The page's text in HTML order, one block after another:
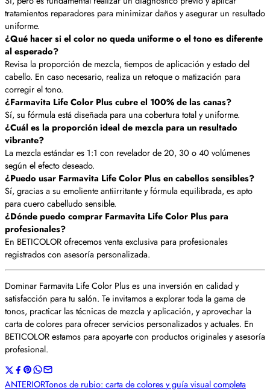
tratamientos reparadores para minimizar daños y asegurar un resultado
uniforme.
¿Qué hacer si el color no queda uniforme o el tono es diferente
al esperado?
Revisa la proporción de mezcla, tiempos de aplicación y estado del
cabello. En caso necesario, realiza un retoque o matización para
corregir el tono.
¿Farmavita Life Color Plus cubre el 100% de las canas?
Sí, su fórmula está diseñada para una cobertura total y uniforme.
¿Cuál es la proporción ideal de mezcla para un resultado
vibrante?
La mezcla estándar es 1:1 con revelador de 20, 30 o 40 volúmenes
según el efecto deseado.
¿Puedo usar Farmavita Life Color Plus en cabellos sensibles?
Sí, gracias a su emoliente antiirritante y fórmula equilibrada, es apto
para cuero cabelludo sensible.
¿Dónde puedo comprar Farmavita Life Color Plus para
profesionales?
En BETICOLOR ofrecemos venta exclusiva para profesionales
registrados con asesoría personalizada.
Dominar Farmavita Life Color Plus es una inversión en calidad y
satisfacción para tu salón. Te invitamos a explorar toda la gama de
tonos, practicar las técnicas de mezcla y aplicación, y aprovechar la
carta de colores para ofrecer servicios personalizados y actuales. En
BETICOLOR estamos para apoyarte con productos originales y asesoría
profesional.
ANTERIORTonos de rubio: carta de colores y guía visual completa